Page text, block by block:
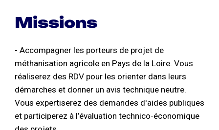
Missions
- Accompagner les porteurs de projet de
méthanisation agricole en Pays de la Loire. Vous
réaliserez des RDV pour les orienter dans leurs
démarches et donner un avis technique neutre.
Vous expertiserez des demandes d'aides publiques
et participerez à l’évaluation technico-économique